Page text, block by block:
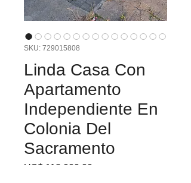
SKU: 729015808
Linda Casa Con
Apartamento
Independiente En
Colonia Del
Sacramento
US$ 118.000,00